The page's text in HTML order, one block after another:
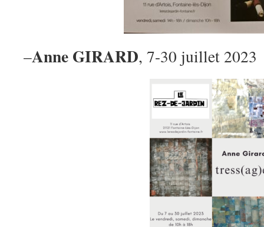
–Anne GIRARD, 7-30 juillet 2023